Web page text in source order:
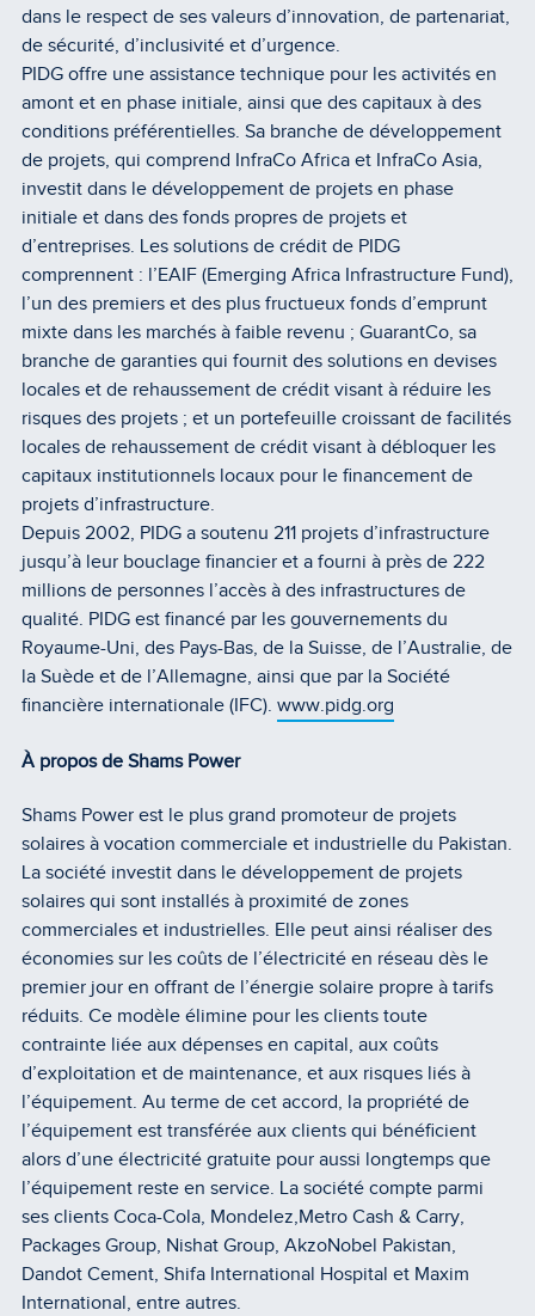
dans le respect de ses valeurs d’innovation, de partenariat,
de sécurité, d’inclusivité et d’urgence.
PIDG offre une assistance technique pour les activités en
amont et en phase initiale, ainsi que des capitaux à des
conditions préférentielles. Sa branche de développement
de projets, qui comprend InfraCo Africa et InfraCo Asia,
investit dans le développement de projets en phase
initiale et dans des fonds propres de projets et
d’entreprises. Les solutions de crédit de PIDG
comprennent : l’EAIF (Emerging Africa Infrastructure Fund),
l’un des premiers et des plus fructueux fonds d’emprunt
mixte dans les marchés à faible revenu ; GuarantCo, sa
branche de garanties qui fournit des solutions en devises
locales et de rehaussement de crédit visant à réduire les
risques des projets ; et un portefeuille croissant de facilités
locales de rehaussement de crédit visant à débloquer les
capitaux institutionnels locaux pour le financement de
projets d’infrastructure.
Depuis 2002, PIDG a soutenu 211 projets d’infrastructure
jusqu’à leur bouclage financier et a fourni à près de 222
millions de personnes l’accès à des infrastructures de
qualité. PIDG est financé par les gouvernements du
Royaume-Uni, des Pays-Bas, de la Suisse, de l’Australie, de
la Suède et de l’Allemagne, ainsi que par la Société
financière internationale (IFC). www.pidg.org
À propos de Shams Power
Shams Power est le plus grand promoteur de projets
solaires à vocation commerciale et industrielle du Pakistan.
La société investit dans le développement de projets
solaires qui sont installés à proximité de zones
commerciales et industrielles. Elle peut ainsi réaliser des
économies sur les coûts de l’électricité en réseau dès le
premier jour en offrant de l’énergie solaire propre à tarifs
réduits. Ce modèle élimine pour les clients toute
contrainte liée aux dépenses en capital, aux coûts
d’exploitation et de maintenance, et aux risques liés à
l’équipement. Au terme de cet accord, la propriété de
l’équipement est transférée aux clients qui bénéficient
alors d’une électricité gratuite pour aussi longtemps que
l’équipement reste en service. La société compte parmi
ses clients Coca-Cola, Mondelez,Metro Cash & Carry,
Packages Group, Nishat Group, AkzoNobel Pakistan,
Dandot Cement, Shifa International Hospital et Maxim
International, entre autres.